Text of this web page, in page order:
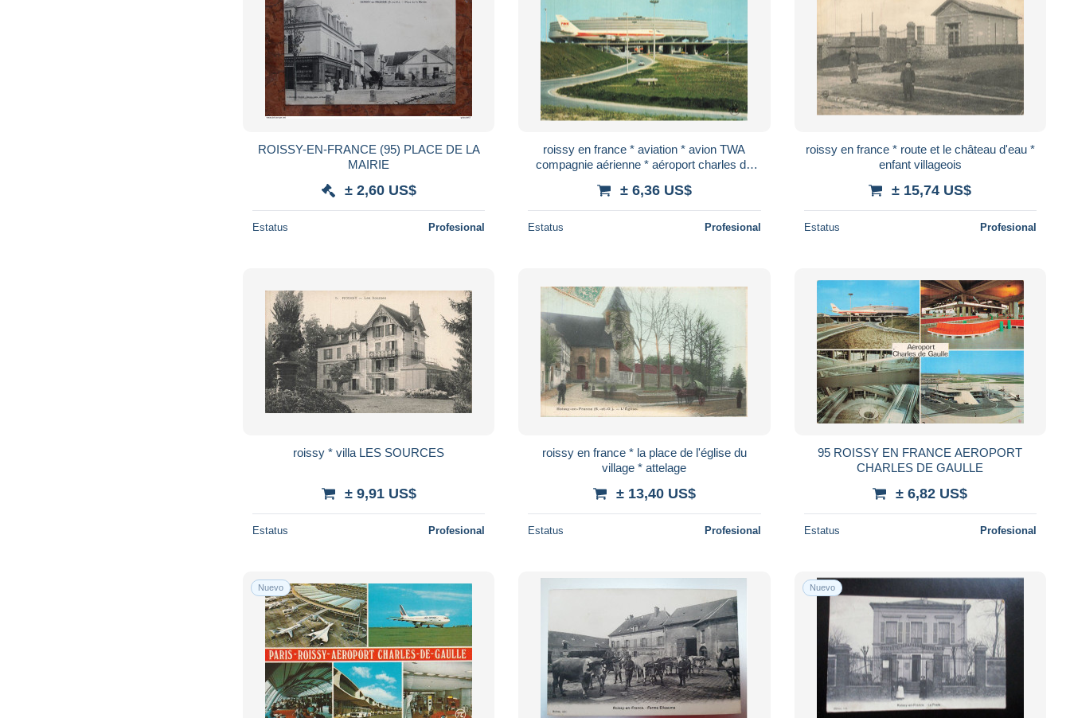
ROISSY-EN-FRANCE (95) PLACE DE LA
MAIRIE
± 2,60 US$
Estatus Profesional
roissy en france * aviation * avion TWA
compagnie aérienne * aéroport charles de
± 6,36 US$
Estatus Profesional
roissy en france * route et le château d'eau *
enfant villageois
± 15,74 US$
Estatus Profesional
roissy * villa LES SOURCES
± 9,91 US$
Estatus Profesional
roissy en france * la place de l'église du
village * attelage
± 13,40 US$
Estatus Profesional
95 ROISSY EN FRANCE AEROPORT
CHARLES DE GAULLE
± 6,82 US$
Estatus Profesional
Nuevo Nuevo